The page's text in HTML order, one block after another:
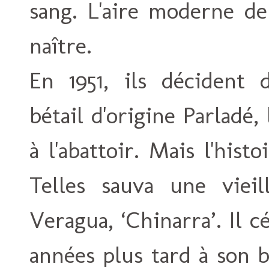
sang. L'aire moderne
naître.
En 1951, ils décident
bétail d'origine
à l'abattoir. Mais
Telles sauva une
Veragua, ‘Chinarra’. Il
années plus tard à son